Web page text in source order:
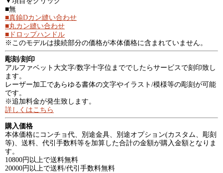
■無
■真鍮Dカン縫い合わせ
■丸カン縫い合わせ
■ドロップハンドル
※このモデルは接続部分の価格が本体価格に含まれていません。
彫刻/刻印
アルファベット大文字/数字十字位まででしたらサービスで刻印致し
ます。
レーザー加工であらゆる書体の文字やイラスト/模様等の彫刻が可能
です。
※追加料金が発生致します。
詳しくはこちら
購入価格
本体価格にコンチョ代、別途金具、別途オプション(カスタム、彫刻
等)、送料、代引手数料等を加算した合計の金額が購入金額となりま
す。
10800円以上で送料無料
20000円以上で送料/代引手数料無料